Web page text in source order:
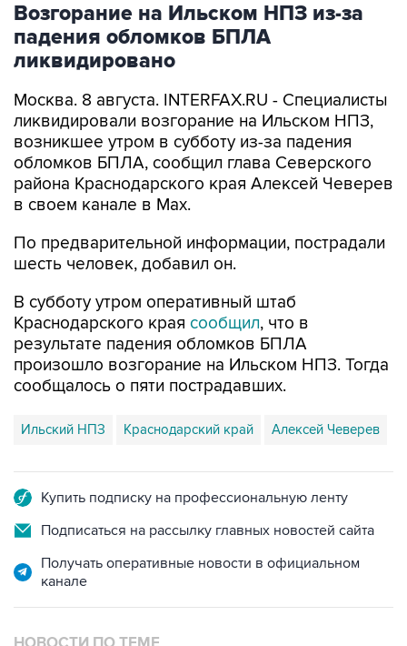
Возгорание на Ильском НПЗ из-за
падения обломков БПЛА
ликвидировано
Москва. 8 августа. INTERFAX.RU - Специалисты
ликвидировали возгорание на Ильском НПЗ,
возникшее утром в субботу из-за падения
обломков БПЛА, сообщил глава Северского
района Краснодарского края Алексей Чеверев
в своем канале в Max.
По предварительной информации, пострадали
шесть человек, добавил он.
В субботу утром оперативный штаб
Краснодарского края сообщил, что в
результате падения обломков БПЛА
произошло возгорание на Ильском НПЗ. Тогда
сообщалось о пяти пострадавших.
Ильский НПЗ Краснодарский край Алексей Чеверев
Купить подписку на профессиональную ленту
Подписаться на рассылку главных новостей сайта
Получать оперативные новости в официальном
канале